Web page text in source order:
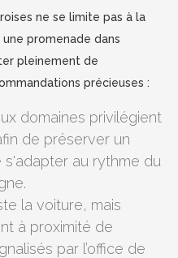
ne se limite pas à la
promenade dans
pleinement de
précieuses :
domaines privilégient
de préserver un
au rythme du
la voiture, mais
à proximité de
par l’office de